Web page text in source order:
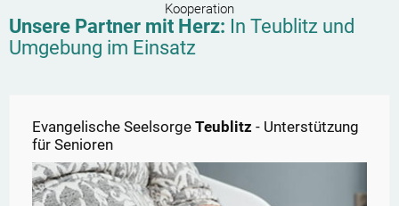
Kooperation
Unsere Partner mit Herz: In Teublitz und
Umgebung im Einsatz
Evangelische Seelsorge Teublitz - Unterstützung
für Senioren